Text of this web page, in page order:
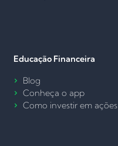
Educação Financeira
Blog
Conheça o app
Como investir em ações